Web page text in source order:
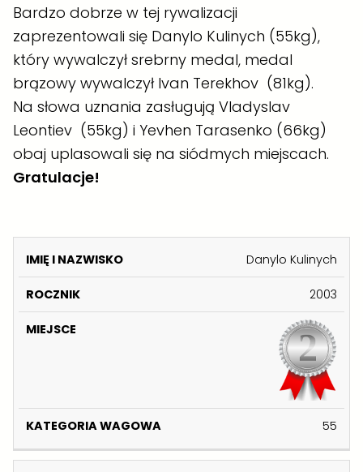
Kontakt
Rodo
Bardzo dobrze w tej rywalizacji
zaprezentowali się Danylo Kulinych (55kg),
który wywalczył srebrny medal, medal
brązowy wywalczył Ivan Terekhov (81kg).
Na słowa uznania zasługują Vladyslav
Leontiev (55kg) i Yevhen Tarasenko (66kg)
obaj uplasowali się na siódmych miejscach.
Gratulacje!
I
M
IĘ
Z
W
I
N
K
S
E
K
A
A
A
Danylo Kulinych
2003
55